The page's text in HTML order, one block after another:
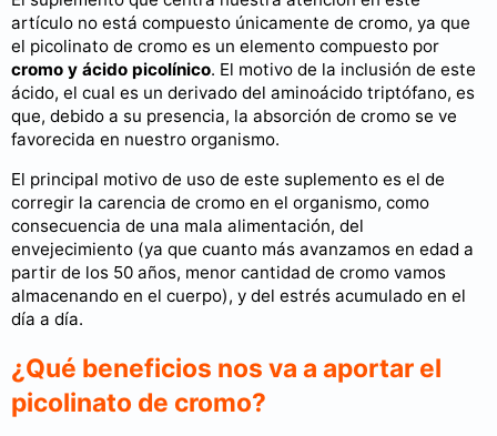
artículo no está compuesto únicamente de cromo, ya que
el picolinato de cromo es un elemento compuesto por
cromo y ácido picolínico. El motivo de la inclusión de este
ácido, el cual es un derivado del aminoácido triptófano, es
que, debido a su presencia, la absorción de cromo se ve
favorecida en nuestro organismo.
El principal motivo de uso de este suplemento es el de
corregir la carencia de cromo en el organismo, como
consecuencia de una mala alimentación, del
envejecimiento (ya que cuanto más avanzamos en edad a
partir de los 50 años, menor cantidad de cromo vamos
almacenando en el cuerpo), y del estrés acumulado en el
día a día.
¿Qué beneficios nos va a aportar el
picolinato de cromo?